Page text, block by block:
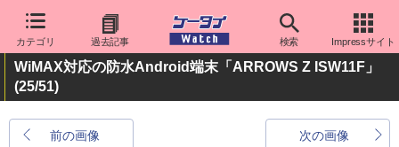
カテゴリ 過去記事 検索 Impressサイト
WiMAX対応の防水Android端末「ARROWS Z ISW11F」
(25/51)
前の画像 次の画像